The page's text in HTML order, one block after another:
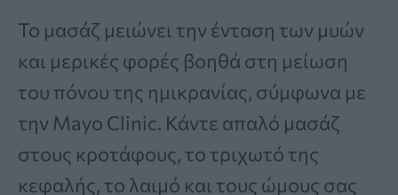
Το μασάζ μειώνει την ένταση των μυών
και μερικές φορές βοηθά στη μείωση
του πόνου της ημικρανίας, σύμφωνα με
την Mayo Clinic. Κάντε απαλό μασάζ
στους κροτάφους, το τριχωτό της
κεφαλής, το λαιμό και τους ώμους σας